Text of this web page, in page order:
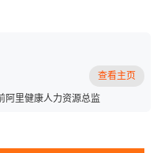
查看主页
阿里健康人力资源总监